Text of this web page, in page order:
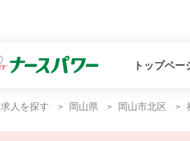
トップペー
求人を探す 岡山県 岡山市北区